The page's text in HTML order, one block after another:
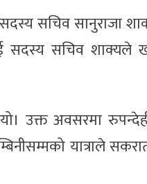
सचिव सानुराजा
सदस्य सचिव शाक्यले
उक्त अवसरमा
यात्राले